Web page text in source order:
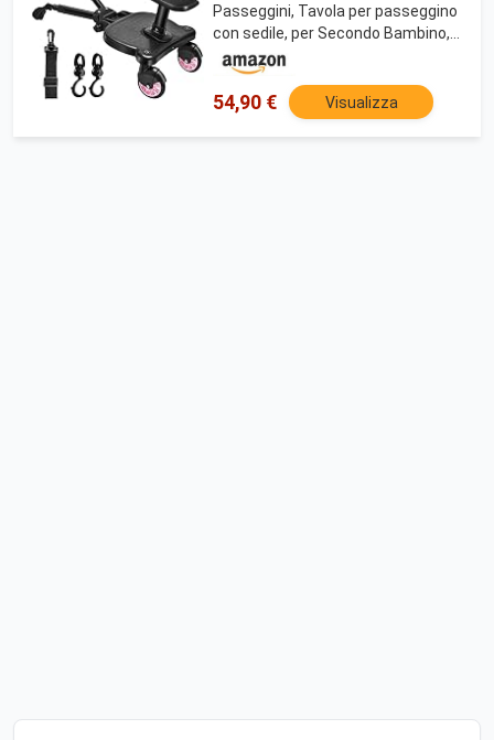
Passeggini, Tavola per passeggino
con sedile, per Secondo Bambino,
Con due ganci per passeggino, per
bambini di 2-6 anni (25 kg)
54,90 € Visualizza